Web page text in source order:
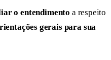
o entendimento a respeito
gerais para sua